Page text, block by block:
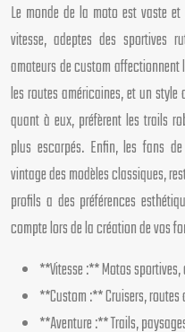
Le monde de la moto est vaste
vitesse, adeptes des sportives
amateurs de custom
les routes américaines, et un style
quant à eux, préfèrent les trails
plus escarpés. Enfin, les fans
vintage des modèles classiques,
profils a des préférences
compte lors de la création de vos
**Vitesse :** Motos
**Custom :** Cruisers,
**Aventure :** Trails,